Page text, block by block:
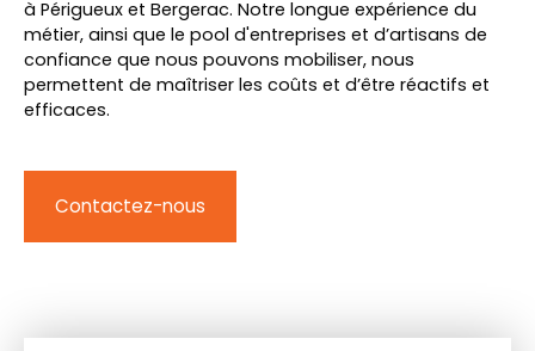
à Périgueux et Bergerac. Notre longue expérience du
métier, ainsi que le pool d'entreprises et d’artisans de
confiance que nous pouvons mobiliser, nous
permettent de maîtriser les coûts et d’être réactifs et
efficaces.
Contactez-nous